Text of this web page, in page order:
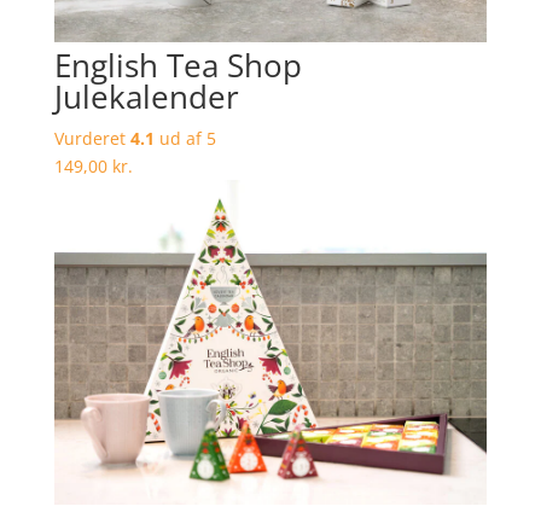
English Tea Shop
Julekalender
Vurderet 4.1 ud af 5
149,00 kr.